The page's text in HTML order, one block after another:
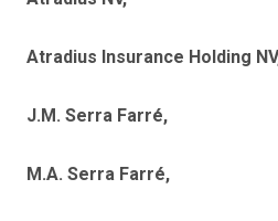
Atradius Insurance Holding
J.M. Serra Farré,
M.A. Serra Farré,